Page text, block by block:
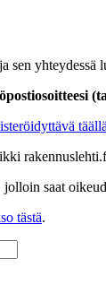
sen yhteydessä
täällä
saat
tästä.